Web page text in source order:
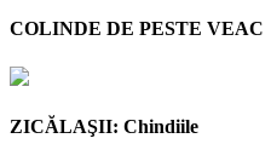
COLINDE DE PESTE VEAC
ZICĂLAŞII: Chindiile